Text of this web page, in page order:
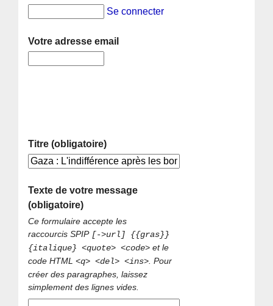
Se connecter
Votre adresse email
Titre (obligatoire)
Texte de votre message
(obligatoire)
Ce formulaire accepte les
raccourcis SPIP [->url] {{gras}}
{italique} <quote> <code> et le
code HTML<q> <del> <ins>. Pour
créer des paragraphes, laissez
simplement des lignes vides.